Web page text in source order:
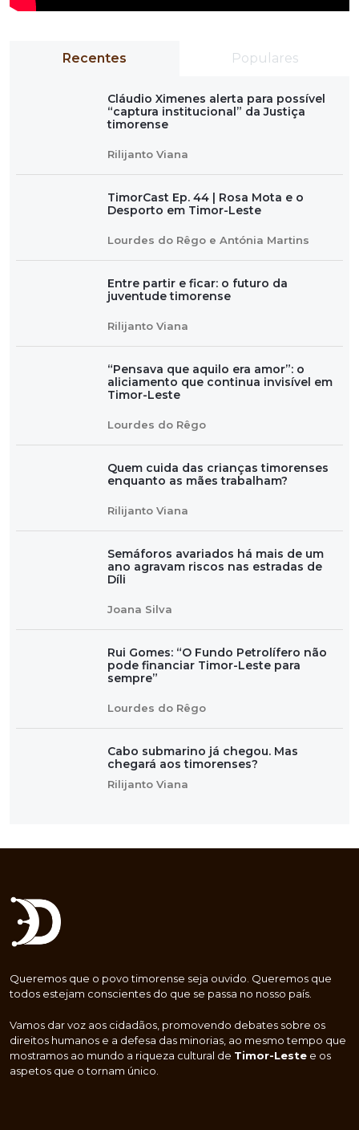
Recentes Populares
Cláudio Ximenes alerta para possível
“captura institucional” da Justiça
timorense
Rilijanto Viana
TimorCast Ep. 44 | Rosa Mota e o
Desporto em Timor-Leste
Lourdes do Rêgo e Antónia Martins
Entre partir e ficar: o futuro da
juventude timorense
Rilijanto Viana
“Pensava que aquilo era amor”: o
aliciamento que continua invisível em
Timor-Leste
Lourdes do Rêgo
Quem cuida das crianças timorenses
enquanto as mães trabalham?
Rilijanto Viana
Semáforos avariados há mais de um
ano agravam riscos nas estradas de
Díli
Joana Silva
Rui Gomes: “O Fundo Petrolífero não
pode financiar Timor-Leste para
sempre”
Lourdes do Rêgo
Cabo submarino já chegou. Mas
chegará aos timorenses?
Rilijanto Viana
Queremos que o povo timorense seja ouvido. Queremos que
todos estejam conscientes do que se passa no nosso país.
Vamos dar voz aos cidadãos, promovendo debates sobre os
direitos humanos e a defesa das minorias, ao mesmo tempo que
mostramos ao mundo a riqueza cultural de Timor-Leste e os
aspetos que o tornam único.